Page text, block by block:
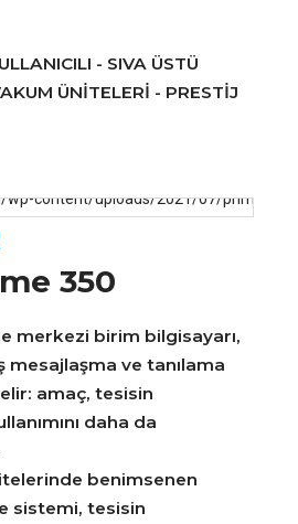
- SIVA ÜSTÜ
ÜNİTELERİ - PRESTİJ
350
merkezi birim bilgisayarı,
mesajlaşma ve tanılama
amaç, tesisin
daha da
benimsenen
sistemi, tesisin